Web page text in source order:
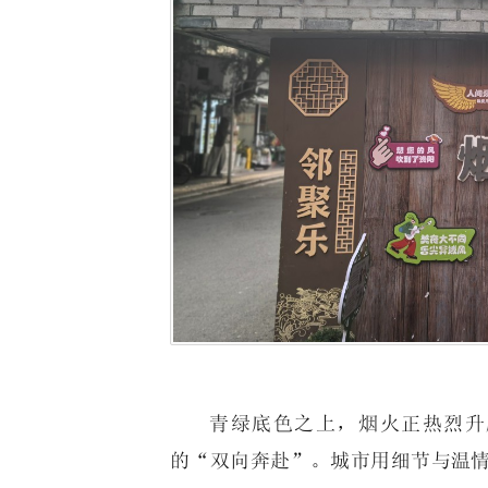
青绿底色之上，烟火正热烈
的“双向奔赴”。城市用细节与温